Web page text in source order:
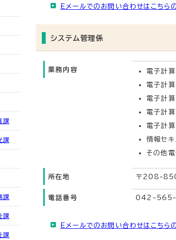
Eメールでのお問い合わせはこちら
システム管理係
業務内容
電子計
電子計
電子計
電子計
電子計
情報セキ
その他
所在地 〒208-
電話番号 042-565-
Eメールでのお問い合わせはこちら
課
課
課
課
課